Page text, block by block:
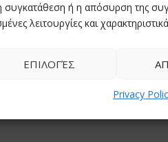
συγκατάθεση ή η απόσυρση της
λειτουργίες και
ΕΠΙΛΟΓΈΣ
Privacy
η
του
Φιλική ήττα
Betsson BC με